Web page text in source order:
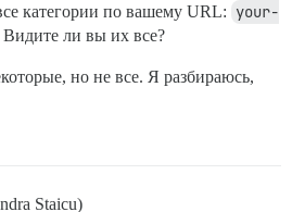
категории по вашему URL: your-
Видите ли вы их все?
но не все. Я разбираюсь,
Staicu)